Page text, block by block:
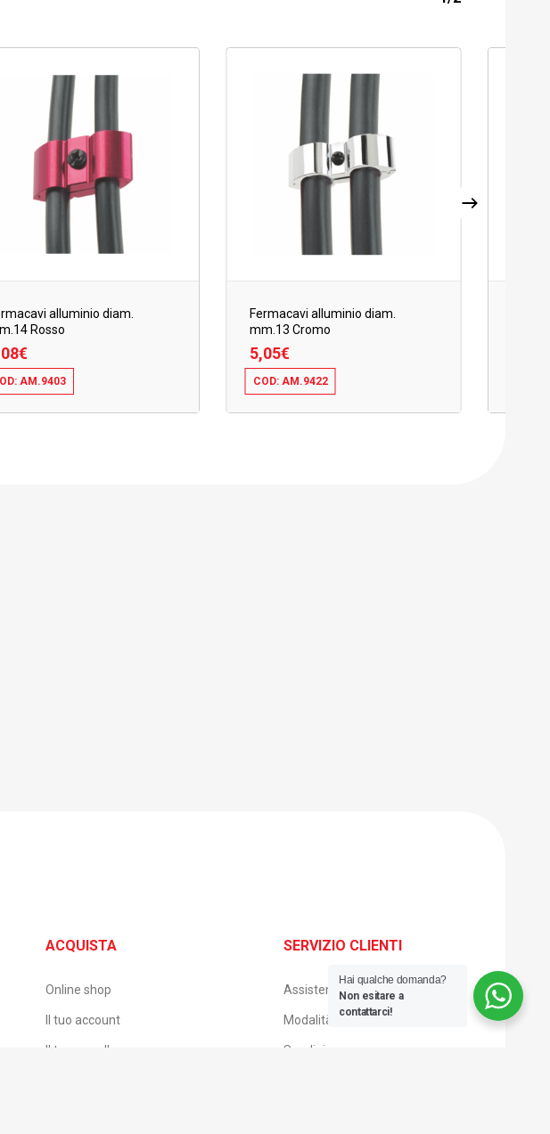
alluminio diam.
Rosso
€
AM.9403
€
Fermacavi alluminio diam.
mm.13 Cromo
5,05€
COD: AM.9422
5,05€
ACQUISTA
Online shop
Il tuo account
Il tuo carrello
SERVIZIO CLIENTI
Assistenza clienti
Modalità di pagamento
Spedizione e consegna
Hai qualche domanda?
Non esitare a
contattarci!